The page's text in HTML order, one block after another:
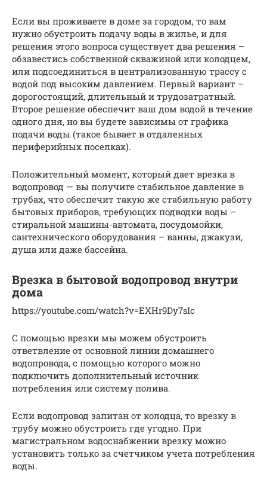
Если вы проживаете в доме за городом, то вам
нужно обустроить подачу воды в жилье, и для
решения этого вопроса существует два решения –
обзавестись собственной скважиной или колодцем,
или подсоединиться в централизованную трассу с
водой под высоким давлением. Первый вариант –
дорогостоящий, длительный и трудозатратный.
Второе решение обеспечит ваш дом водой в течение
одного дня, но вы будете зависимы от графика
подачи воды (такое бывает в отдаленных
периферийных поселках).
Положительный момент, который дает врезка в
водопровод — вы получите стабильное давление в
трубах, что обеспечит такую же стабильную работу
бытовых приборов, требующих подводки воды –
стиральной машины-автомата, посудомойки,
сантехнического оборудования – ванны, джакузи,
душа или даже бассейна.
Врезка в бытовой водопровод внутри
дома
https://youtube.com/watch?v=EXHr9Dy7sIc
С помощью врезки мы можем обустроить
ответвление от основной линии домашнего
водопровода, с помощью которого можно
подключить дополнительный источник
потребления или систему полива.
Если водопровод запитан от колодца, то врезку в
трубу можно обустроить где угодно. При
магистральном водоснабжении врезку можно
установить только за счетчиком учета потребления
воды.